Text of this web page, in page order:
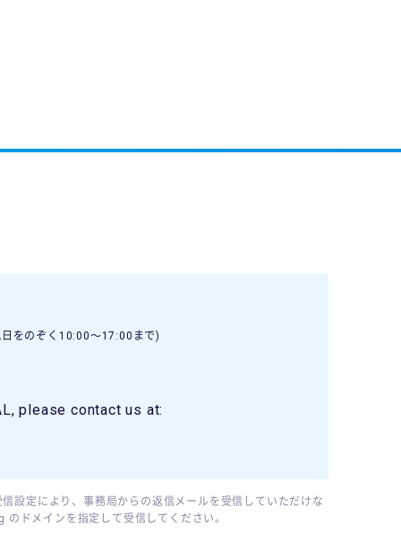
をのぞく10:00〜17:00まで)
please contact us at:
定により、事務局からの返信メールを受信していただけな
ドメインを指定して受信してください。